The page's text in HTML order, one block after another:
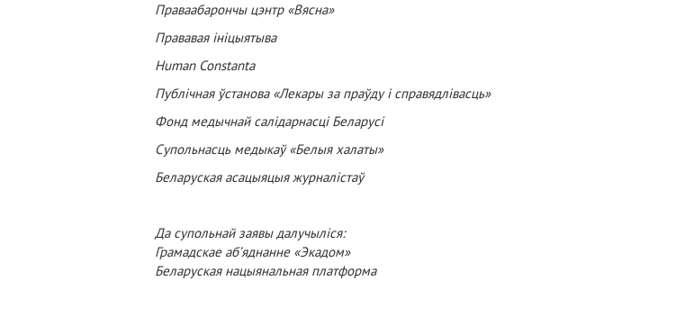
Праваабарончы цэнтр «Вясна»
Прававая ініцыятыва
Human Constanta
Публічная ўстанова «Лекары за праўду і справядлівасць»
Фонд медычнай салідарнасці Беларусі
Супольнасць медыкаў «Белыя халаты»
Беларуская асацыяцыя журналістаў
Да супольнай заявы далучыліся:
Грамадскае аб’яднанне «Экадом»
Беларуская нацыянальная платформа